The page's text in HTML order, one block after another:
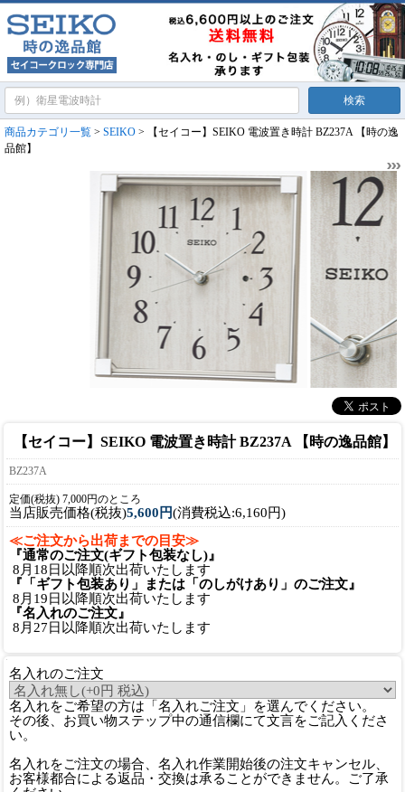
商品カテゴリ一覧 > SEIKO > 【セイコー】SEIKO 電波置き時計 BZ237A 【時の逸
品館】
【セイコー】SEIKO 電波置き時計 BZ237A 【時の逸品館】
BZ237A
定価(税抜) 7,000円のところ
当店販売価格(税抜)5,600円(消費税込:6,160円)
≪ご注文から出荷までの目安≫
『通常のご注文(ギフト包装なし)』
8月18日以降順次出荷いたします
『「ギフト包装あり」または「のしがけあり」のご注文』
8月19日以降順次出荷いたします
『名入れのご注文』
8月27日以降順次出荷いたします
名入れのご注文
名入れをご希望の方は「名入れご注文」を選んでください。
その後、お買い物ステップ中の通信欄にて文言をご記入くださ
い。
名入れをご注文の場合、名入れ作業開始後の注文キャンセル、
お客様都合による返品・交換は承ることができません。ご了承